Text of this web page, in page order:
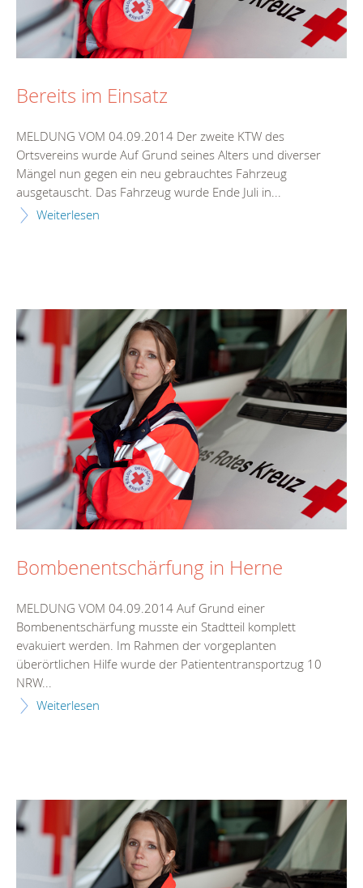
Bereits im Einsatz
MELDUNG VOM 04.09.2014 Der zweite KTW des
Ortsvereins wurde Auf Grund seines Alters und diverser
Mängel nun gegen ein neu gebrauchtes Fahrzeug
ausgetauscht. Das Fahrzeug wurde Ende Juli in...
Weiterlesen
Bombenentschärfung in Herne
MELDUNG VOM 04.09.2014 Auf Grund einer
Bombenentschärfung musste ein Stadtteil komplett
evakuiert werden. Im Rahmen der vorgeplanten
überörtlichen Hilfe wurde der Patiententransportzug 10
NRW...
Weiterlesen